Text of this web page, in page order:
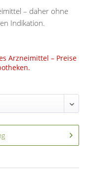
– daher ohne
Indikation.
Arzneimittel – Preise